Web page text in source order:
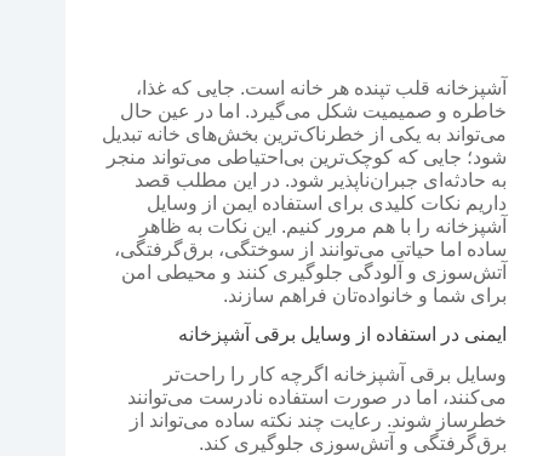
آشپزخانه قلب تپنده هر خانه‌ است. جایی که غذا،
خاطره و صمیمیت شکل می‌گیرد. اما در عین حال
می‌تواند به یکی از خطرناک‌ترین بخش‌های خانه تبدیل
شود؛ جایی که کوچک‌ترین بی‌احتیاطی می‌تواند منجر
به حادثه‌ای جبران‌ناپذیر شود. در این مطلب قصد
داریم نکات کلیدی برای استفاده ایمن از وسایل
آشپزخانه را با هم مرور کنیم. این نکات به ظاهر
ساده اما حیاتی می‌توانند از سوختگی، برق‌گرفتگی،
آتش‌سوزی و آلودگی جلوگیری کنند و محیطی امن
برای شما و خانواده‌تان فراهم سازند.
ایمنی در استفاده از وسایل برقی آشپزخانه
وسایل برقی آشپزخانه اگرچه کار را راحت‌تر
می‌کنند، اما در صورت استفاده نادرست می‌توانند
خطرساز شوند. رعایت چند نکته ساده می‌تواند از
برق‌گرفتگی و آتش‌سوزی جلوگیری کند.